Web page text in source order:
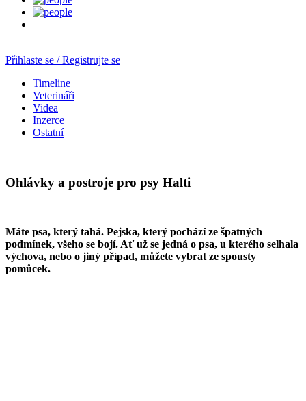
Přihlaste se / Registrujte se
Timeline
Veterináři
Videa
Inzerce
Ostatní
Ohlávky a postroje pro psy Halti
Máte psa, který tahá. Pejska, který pochází ze špatných
podmínek, všeho se bojí. Ať už se jedná o psa, u kterého selhala
výchova, nebo o jiný případ, můžete vybrat ze spousty
pomůcek.